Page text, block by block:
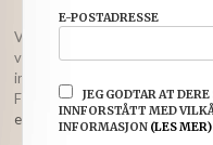
Vår nettbutikk bruker cookies
vi kan yte deg bedre service.
innloggingsdetaljer og huske
Fortsett å bruke siden som
endre innstillinger for cookies.
E-POSTADRESSE
JEG GODTAR AT
INNFORSTÅTT MED
INFORMASJON (LES MER)